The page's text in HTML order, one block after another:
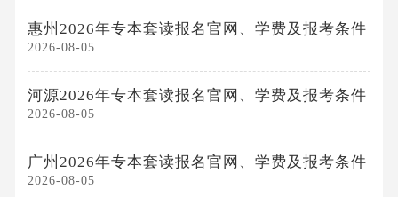
惠州2026年专本套读报名官网、学费及报考条件
2026-08-05
河源2026年专本套读报名官网、学费及报考条件
2026-08-05
广州2026年专本套读报名官网、学费及报考条件
2026-08-05